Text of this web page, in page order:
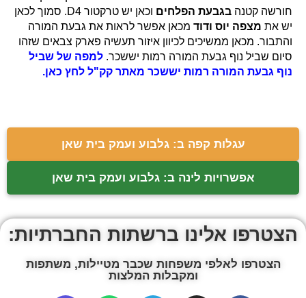
חורשה קטנה בגבעת הפלחים
וכאן יש טרקטור D4. סמוך לכאן
יש את מצפה יוס ודוד מכאן אפשר לראות את גבעת המורה
והתבור. מכאן ממשיכים לכיוון איזור תעשיה פארק צבאים שזהו
סיום שביל נוף גבעת המורה רמות יששכר. למפה של שביל
נוף גבעת המורה רמות יששכר מאתר קק"ל לחץ כאן.
עגלות קפה ב: גלבוע ועמק בית שאן
אפשרויות לינה ב: גלבוע ועמק בית שאן
הצטרפו אלינו ברשתות החברתיות:
הצטרפו לאלפי משפחות שכבר מטיילות, משתפות
ומקבלות המלצות